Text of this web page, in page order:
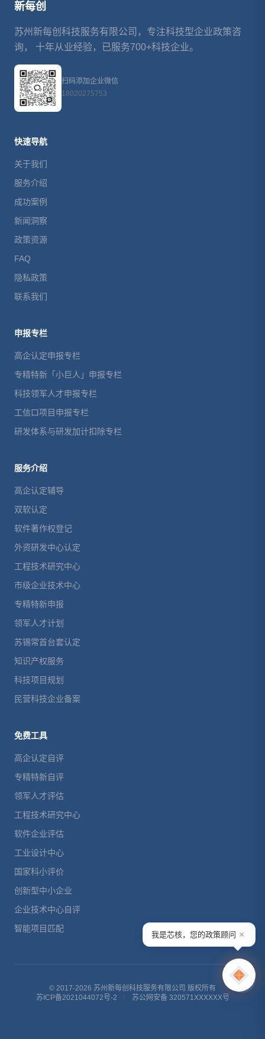
新每创
苏州新每创科技服务有限公司，专注科技型企业政策咨
询， 十年从业经验，已服务700+科技企业。
扫码添加企业微信
18020275753
快速导航
关于我们
服务介绍
成功案例
新闻洞察
政策资源
FAQ
隐私政策
联系我们
申报专栏
高企认定申报专栏
专精特新「小巨人」申报专栏
科技领军人才申报专栏
工信口项目申报专栏
研发体系与研发加计扣除专栏
服务介绍
高企认定辅导
双软认定
软件著作权登记
外资研发中心认定
工程技术研究中心
市级企业技术中心
专精特新申报
领军人才计划
苏锡常首台套认定
知识产权服务
科技项目规划
民营科技企业备案
免费工具
高企认定自评
专精特新自评
领军人才评估
工程技术研究中心
软件企业评估
工业设计中心
国家科小评价
创新型中小企业
企业技术中心自评
智能项目匹配
© 2017-2026 苏州新每创科技服务有限公司 版权所有
苏ICP备2021044072号-2
苏公网安备 320571XXXXXX号
我是芯核，您的政策顾问 ×